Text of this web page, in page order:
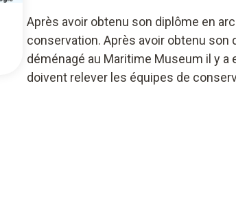
Après avoir obtenu son diplôme en
conservation. Après avoir obtenu
déménagé au Maritime Museum il y
doivent relever les équipes de